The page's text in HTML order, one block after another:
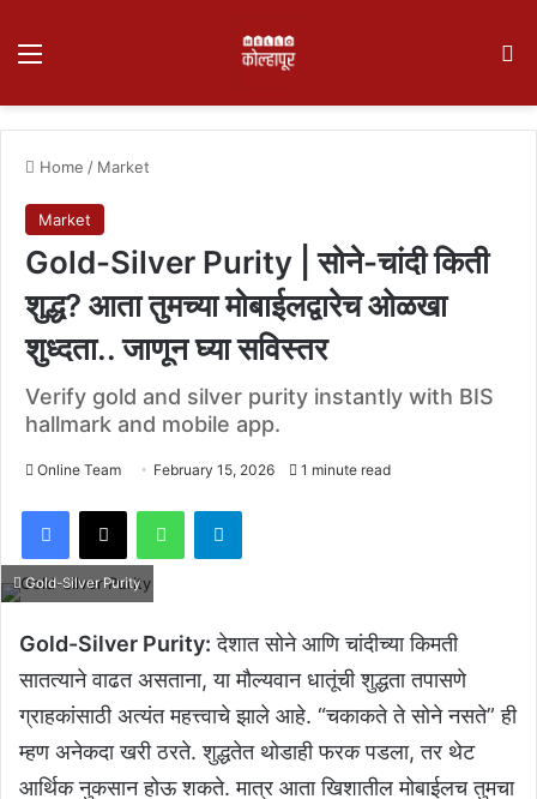
Menu
Home / Market
Market
Gold-Silver Purity | सोने-चांदी किती
शुद्ध? आता तुमच्या मोबाईलद्वारेच ओळखा
शुध्दता.. जाणून घ्या सविस्तर
Verify gold and silver purity instantly with BIS
hallmark and mobile app.
Online Team February 15, 2026 1 minute read
Facebook
X WhatsAppTelegram
Gold-Silver Purity
Gold-Silver Purity: देशात सोने आणि चांदीच्या किमती
सातत्याने वाढत असताना, या मौल्यवान धातूंची शुद्धता तपासणे
ग्राहकांसाठी अत्यंत महत्त्वाचे झाले आहे. “चकाकते ते सोने नसते” ही
म्हण अनेकदा खरी ठरते. शुद्धतेत थोडाही फरक पडला, तर थेट
आर्थिक नुकसान होऊ शकते. मात्र आता खिशातील मोबाईलच तुमचा